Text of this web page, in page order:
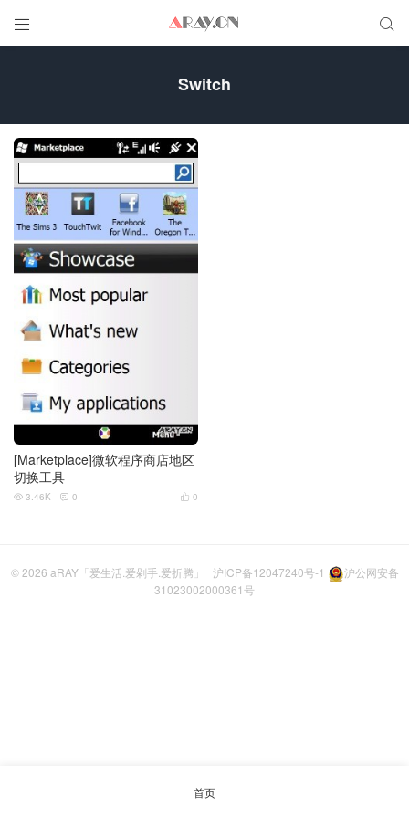
 
Switch
[Marketplace]微软程序商店地区
切换工具
 0
 3.46K  0
© 2026 aRAY「爱生活.爱剁手.爱折腾」 沪ICP备12047240号-1
沪公网安备
31023002000361号
首页